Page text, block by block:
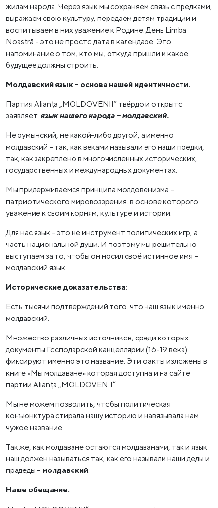
жилам народа. Через язык мы сохраняем связь с предками,
выражаем свою культуру, передаём детям традиции и
воспитываем в них уважение к Родине. День Limba
Noastră – это не просто дата в календаре. Это
напоминание о том, кто мы, откуда пришли и какое
будущее должны строить.
Молдавский язык – основа нашей идентичности.
Партия Alianța „MOLDOVENII” твёрдо и открыто
заявляет: язык нашего народа – молдавский.
Не румынский, не какой-либо другой, а именно
молдавский – так, как веками называли его наши предки,
так, как закреплено в многочисленных исторических,
государственных и международных документах.
Мы придерживаемся принципа молдовенизма –
патриотического мировоззрения, в основе которого
уважение к своим корням, культуре и истории.
Для нас язык – это не инструмент политических игр, а
часть национальной души. И поэтому мы решительно
выступаем за то, чтобы он носил своё истинное имя –
молдавский язык.
Исторические доказательства:
Есть тысячи подтверждений того, что наш язык именно
молдавский.
Множество различных источников, среди которых:
документы Господарской канцеллярии (16-19 века)
фиксируют именно это название. Эти факты изложены в
книге «Мы молдаване» которая доступна и на сайте
партии Alianța „MOLDOVENII” .
Мы не можем позволить, чтобы политическая
конъюнктура стирала нашу историю и навязывала нам
чужое название.
Так же, как молдаване остаются молдаванами, так и язык
наш должен называться так, как его называли наши деды и
прадеды – молдавский.
Наше обещание: